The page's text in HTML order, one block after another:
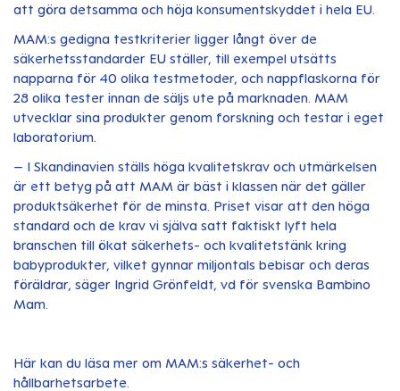
att göra detsamma och höja konsumentskyddet i hela EU.
MAM:s gedigna testkriterier ligger långt över de
säkerhetsstandarder EU ställer, till exempel utsätts
napparna för 40 olika testmetoder, och nappflaskorna för
28 olika tester innan de säljs ute på marknaden. MAM
utvecklar sina produkter genom forskning och testar i eget
laboratorium.
– I Skandinavien ställs höga kvalitetskrav och utmärkelsen
är ett betyg på att MAM är bäst i klassen när det gäller
produktsäkerhet för de minsta. Priset visar att den höga
standard och de krav vi själva satt faktiskt lyft hela
branschen till ökat säkerhets- och kvalitetstänk kring
babyprodukter, vilket gynnar miljontals bebisar och deras
föräldrar, säger Ingrid Grönfeldt, vd för svenska Bambino
Mam.
Här kan du läsa mer om MAM:s säkerhet- och
hållbarhetsarbete.